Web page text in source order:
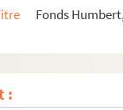
Fonds
:
Orlando
Parodi
Pardini